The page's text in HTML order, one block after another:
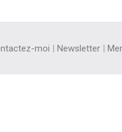
moi |Newsletter |